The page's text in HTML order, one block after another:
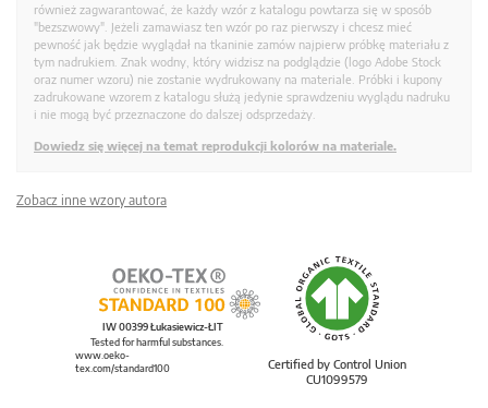
również zagwarantować, że każdy wzór z katalogu powtarza się w sposób
"bezszwowy". Jeżeli zamawiasz ten wzór po raz pierwszy i chcesz mieć
pewność jak będzie wyglądał na tkaninie zamów najpierw próbkę materiału z
tym nadrukiem. Znak wodny, który widzisz na podglądzie (logo Adobe Stock
oraz numer wzoru) nie zostanie wydrukowany na materiale. Próbki i kupony
zadrukowane wzorem z katalogu służą jedynie sprawdzeniu wyglądu nadruku
i nie mogą być przeznaczone do dalszej odsprzedaży.
Dowiedz się więcej na temat reprodukcji kolorów na materiale.
Zobacz inne wzory autora
Certified by Control Union
CU1099579
IW 00399 Łukasiewicz-ŁIT
Tested for harmful substances.
www.oeko-
tex.com/standard100